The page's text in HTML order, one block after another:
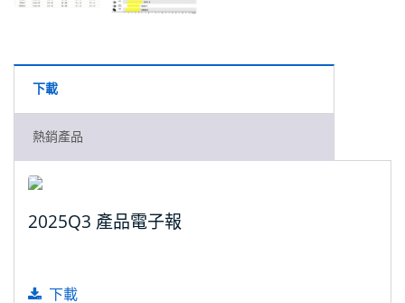
下載
熱銷產品
2025Q3 產品電子報
下載